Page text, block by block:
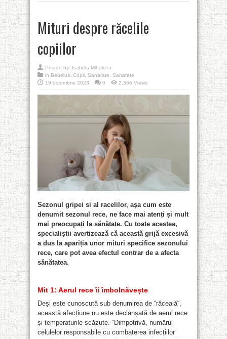
Mituri despre răcelile
copiilor
Posted by: Isabela Mihalcea
in Bebelus Copil Sanatate
Sanatate
19 octombrie 2023
0 2,366 Views
Sezonul gripei si al racelilor, așa cum este
denumit sezonul rece, ne face mai atenți și mult
mai preocupați la sănătate. Cu toate acestea,
specialiștii avertizează că această grijă excesivă
a dus la apariția unor mituri specifice sezonului
rece, care pot avea efectul contrar de a afecta
sănătatea.
Mit 1: Aerul rece îi îmbolnăvește
Deși este cunoscută sub denumirea de “răceală“,
această afecțiune nu este declanșată de aerul rece
și temperaturile scăzute. “Dimpotrivă, numărul
celulelor responsabile cu combaterea infecțiilor